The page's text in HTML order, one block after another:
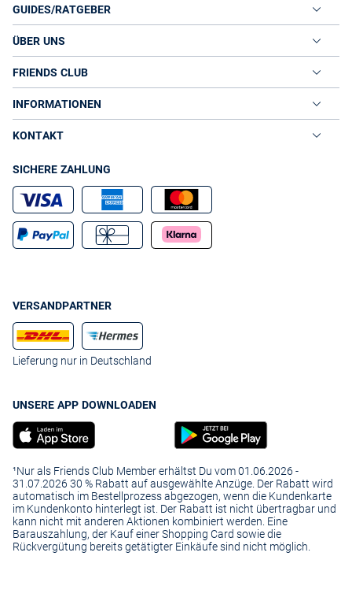
GUIDES/RATGEBER
ÜBER UNS
FRIENDS CLUB
INFORMATIONEN
KONTAKT
SICHERE ZAHLUNG
VERSANDPARTNER
Lieferung nur in Deutschland
UNSERE APP DOWNLOADEN
¹Nur als Friends Club Member erhältst Du vom 01.06.2026 -
31.07.2026 30 % Rabatt auf ausgewählte Anzüge. Der Rabatt wird
automatisch im Bestellprozess abgezogen, wenn die Kundenkarte
im Kundenkonto hinterlegt ist. Der Rabatt ist nicht übertragbar und
kann nicht mit anderen Aktionen kombiniert werden. Eine
Barauszahlung, der Kauf einer Shopping Card sowie die
Rückvergütung bereits getätigter Einkäufe sind nicht möglich.